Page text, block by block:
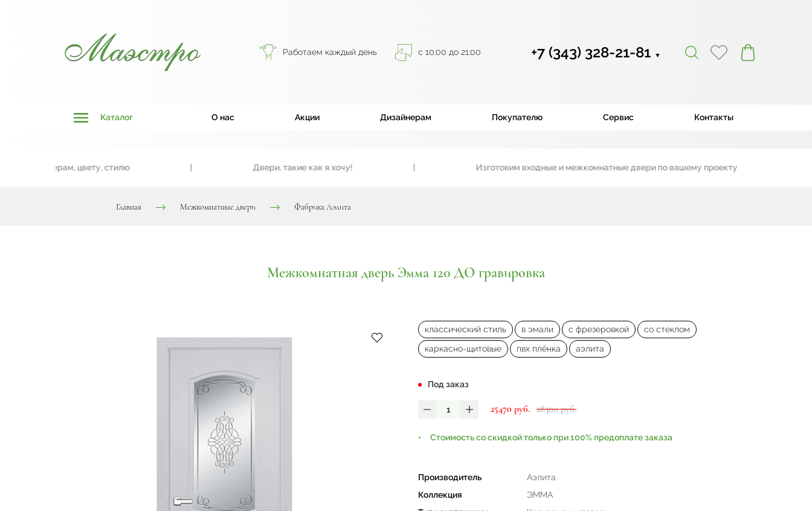
Работаем каждый день с 10:00 до 21:00 +7 (343) 328-21-81 ▼
Каталог О нас Акции Дизайнерам Покупателю Сервис Контакты
размерам, цвету, стилю Двери, такие как я хочу! Изготовим входные и межкомнатные двери по вашему проекту
Главная Межкомнатные двери Фабрика Аэлита
Межкомнатная дверь Эмма 120 ДО гравировка
классический стиль в эмали с фрезеровкой
со стеклом
каркасно-щитовые
пвх плёнка аэлита
Под заказ
25470 руб. 28300 руб.
Стоимость со скидкой только при 100% предоплате заказа
Производитель
Аэлита
Коллекция
ЭММА